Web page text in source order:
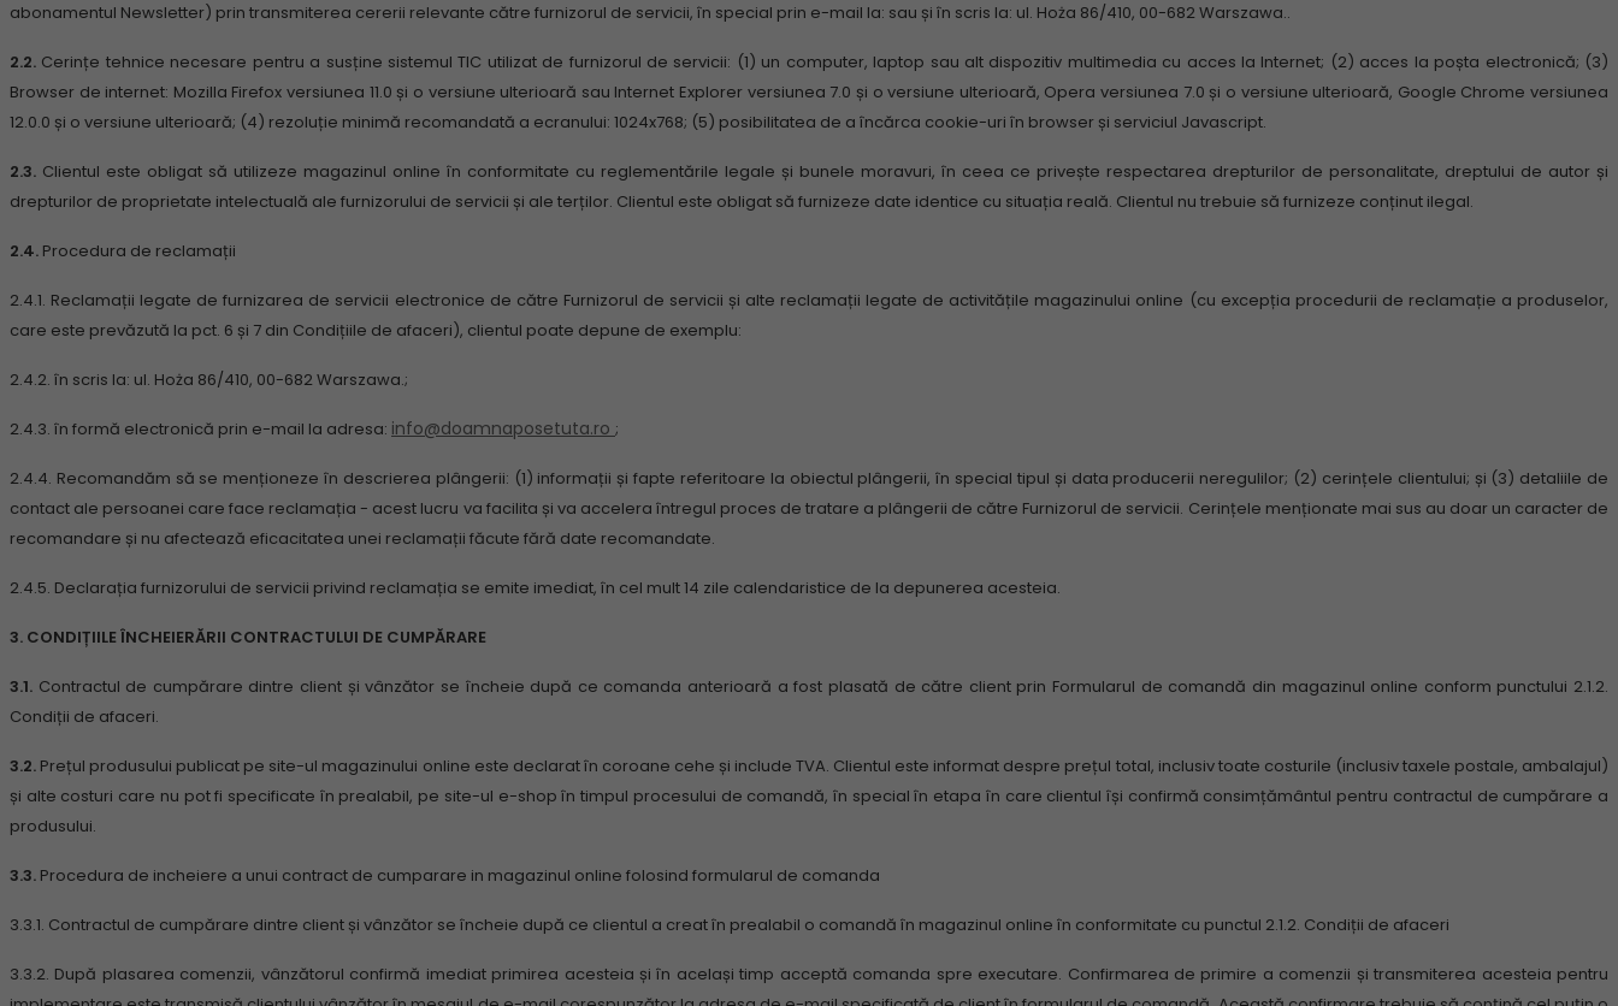
abonamentul Newsletter) prin transmiterea cererii relevante către furnizorul de servicii, în special prin e-mail la: sau și în scris la: ul. Hoża 86/410, 00-682 Warszawa..
2.2. Cerințe tehnice necesare pentru a susține sistemul TIC utilizat de furnizorul de servicii: (1) un computer, laptop sau alt dispozitiv multimedia cu acces la Internet; (2) acces la poșta electronică; (3)
Browser de internet: Mozilla Firefox versiunea 11.0 și o versiune ulterioară sau Internet Explorer versiunea 7.0 și o versiune ulterioară, Opera versiunea 7.0 și o versiune ulterioară, Google Chrome versiunea
12.0.0 și o versiune ulterioară; (4) rezoluție minimă recomandată a ecranului: 1024x768; (5) posibilitatea de a încărca cookie-uri în browser și serviciul Javascript.
2.3. Clientul este obligat să utilizeze magazinul online în conformitate cu reglementările legale și bunele moravuri, în ceea ce privește respectarea drepturilor de personalitate, dreptului de autor și
drepturilor de proprietate intelectuală ale furnizorului de servicii și ale terților. Clientul este obligat să furnizeze date identice cu situația reală. Clientul nu trebuie să furnizeze conținut ilegal.
2.4. Procedura de reclamații
2.4.1. Reclamații legate de furnizarea de servicii electronice de către Furnizorul de servicii și alte reclamații legate de activitățile magazinului online (cu excepția procedurii de reclamație a produselor,
care este prevăzută la pct. 6 și 7 din Condițiile de afaceri), clientul poate depune de exemplu:
2.4.2. în scris la: ul. Hoża 86/410, 00-682 Warszawa.;
2.4.3. în formă electronică prin e-mail la adresa: info@doamnaposetuta.ro ;
2.4.4. Recomandăm să se menționeze în descrierea plângerii: (1) informații și fapte referitoare la obiectul plângerii, în special tipul și data producerii neregulilor; (2) cerințele clientului; și (3) detaliile de
contact ale persoanei care face reclamația - acest lucru va facilita și va accelera întregul proces de tratare a plângerii de către Furnizorul de servicii. Cerințele menționate mai sus au doar un caracter de
recomandare și nu afectează eficacitatea unei reclamații făcute fără date recomandate.
2.4.5. Declarația furnizorului de servicii privind reclamația se emite imediat, în cel mult 14 zile calendaristice de la depunerea acesteia.
3. CONDIȚIILE ÎNCHEIERĂRII CONTRACTULUI DE CUMPĂRARE
3.1. Contractul de cumpărare dintre client și vânzător se încheie după ce comanda anterioară a fost plasată de către client prin Formularul de comandă din magazinul online conform punctului 2.1.2.
Condiții de afaceri.
3.2. Prețul produsului publicat pe site-ul magazinului online este declarat în coroane cehe și include TVA. Clientul este informat despre prețul total, inclusiv toate costurile (inclusiv taxele postale, ambalajul)
și alte costuri care nu pot fi specificate în prealabil, pe site-ul e-shop în timpul procesului de comandă, în special în etapa în care clientul își confirmă consimțământul pentru contractul de cumpărare a
produsului.
3.3. Procedura de incheiere a unui contract de cumparare in magazinul online folosind formularul de comanda
3.3.1. Contractul de cumpărare dintre client și vânzător se încheie după ce clientul a creat în prealabil o comandă în magazinul online în conformitate cu punctul 2.1.2. Condiții de afaceri
3.3.2. După plasarea comenzii, vânzătorul confirmă imediat primirea acesteia și în același timp acceptă comanda spre executare. Confirmarea de primire a comenzii și transmiterea acesteia pentru